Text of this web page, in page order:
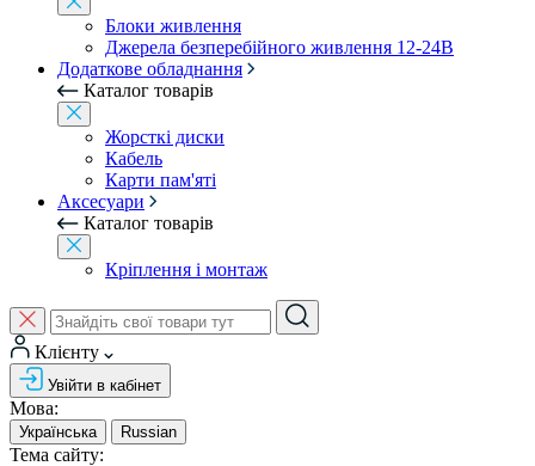
Блоки живлення
Джерела безперебійного живлення 12-24В
Додаткове обладнання
Каталог товарів
Жорсткі диски
Кабель
Карти пам'яті
Аксесуари
Каталог товарів
Кріплення і монтаж
Клієнту
Увійти в кабінет
Мова:
Українська Russian
Тема сайту: